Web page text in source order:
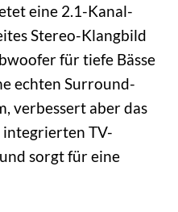
eine 2.1-Kanal-
Stereo-Klangbild
für tiefe Bässe
echten Surround-
verbessert aber das
integrierten TV-
sorgt für eine